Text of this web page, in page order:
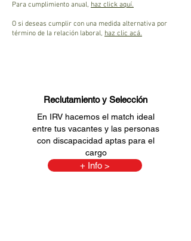
Para cumplimiento anual, haz click aquí.
O si deseas cumplir con una medida alternativa por
término de la relación laboral, haz clic acá.
Reclutamiento y Selección
En IRV hacemos el match ideal
entre tus vacantes y las personas
con discapacidad aptas para el
cargo
+ Info >